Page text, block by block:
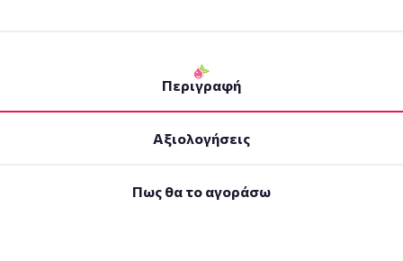
Περιγραφή
Αξιολογήσεις
Πως θα το αγοράσω